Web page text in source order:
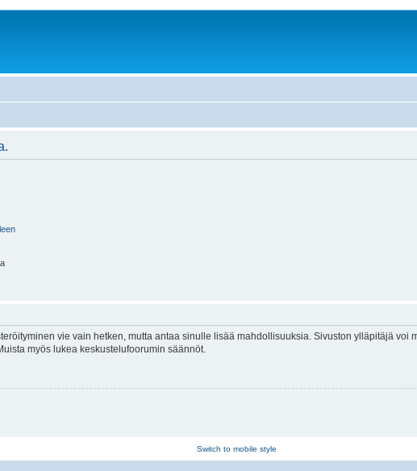
vie vain hetken, mutta antaa sinulle lisää mahdollisuuksia. Sivuston ylläpitäjä
myös lukea keskustelufoorumin säännöt.
Switch to mobile style